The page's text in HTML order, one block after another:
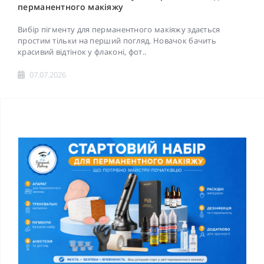
перманентного макіяжу
Вибір пігменту для перманентного макіяжу здається
простим тільки на перший погляд. Новачок бачить
красивий відтінок у флаконі, фот..
07.07.2026